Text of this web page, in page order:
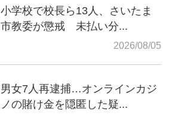
小学校で校長ら13人、さいたま
市教委が懲戒 未払い分...
2026/08/05
男女7人再逮捕…オンラインカジ
ノの賭け金を隠匿した疑...